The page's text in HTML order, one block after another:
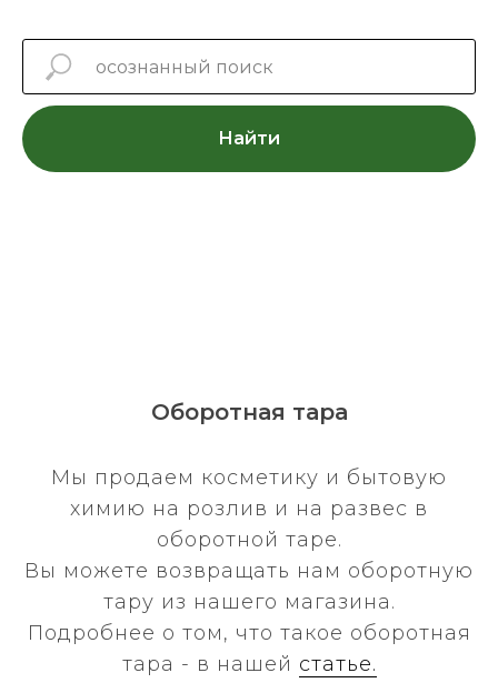
Найти
Оборотная тара
Мы продаем косметику и бытовую
химию на розлив и на развес в
оборотной таре.
Вы можете возвращать нам оборотную
тару из нашего магазина.
Подробнее о том, что такое оборотная
тара - в нашей статье.